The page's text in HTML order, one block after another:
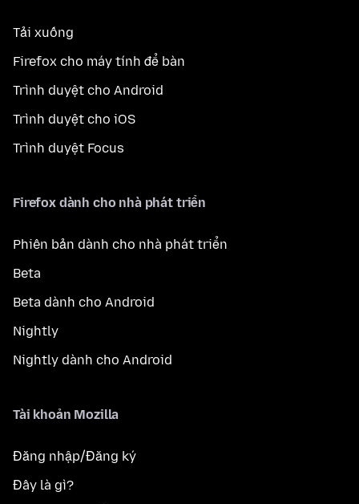
Tải xuống
Firefox cho máy tính để bàn
Trình duyệt cho Android
Trình duyệt cho iOS
Trình duyệt Focus
Firefox dành cho nhà phát triển
Phiên bản dành cho nhà phát triển
Beta
Beta dành cho Android
Nightly
Nightly dành cho Android
Tài khoản Mozilla
Đăng nhập/Đăng ký
Đây là gì?